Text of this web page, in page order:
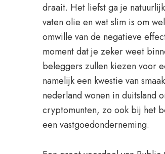
draait. Het liefst ga je
vaten olie en wat slim is om
omwille van de negatieve
moment dat je zeker weet
beleggers zullen kiezen voor
namelijk een kwestie van
nederland wonen in duitsland
cryptomunten, zo ook bij het
een vastgoedonderneming.